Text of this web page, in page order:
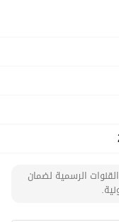
الرسمية لضمان